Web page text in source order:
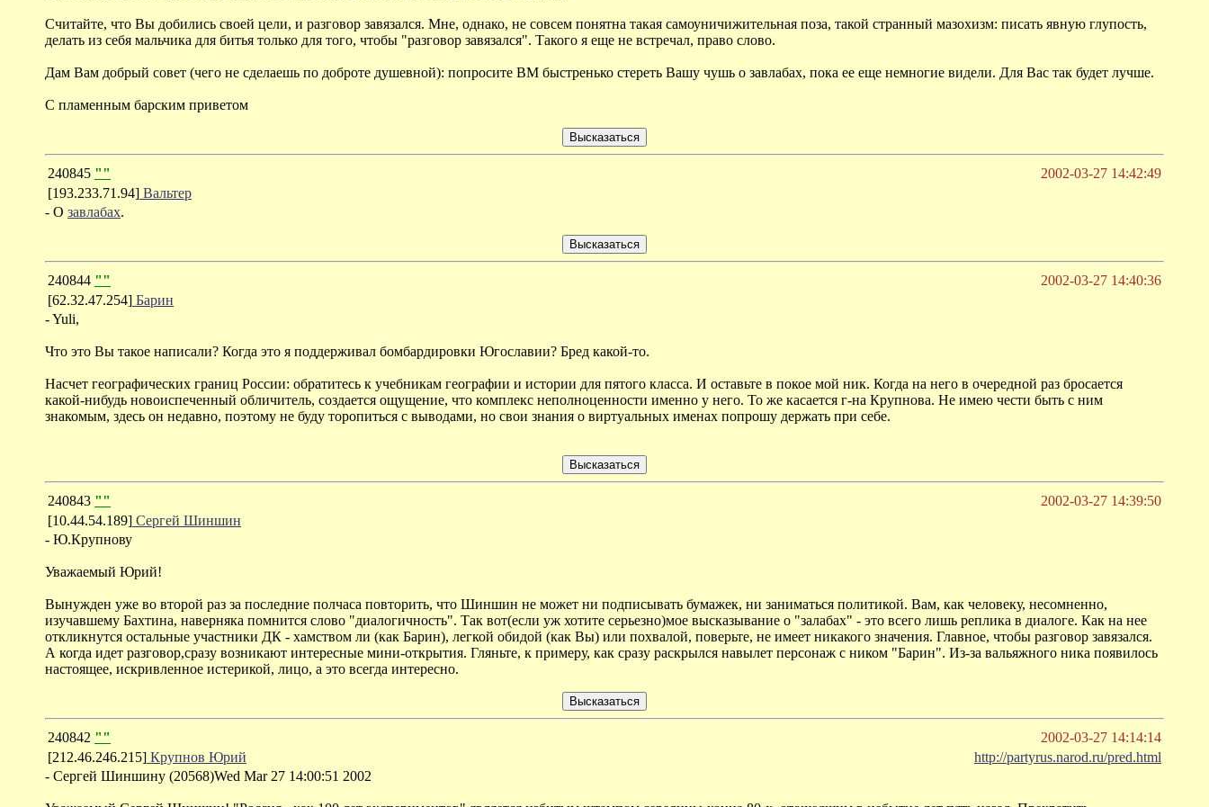
Считайте, что Вы добились своей цели, и разговор завязался. Мне, однако, не совсем понятна такая самоуничижительная поза, такой странный мазохизм: писать явную глупость,
делать из себя мальчика для битья только для того, чтобы "разговор завязался". Такого я еще не встречал, право слово.
Дам Вам добрый совет (чего не сделаешь по доброте душевной): попросите ВМ быстренько стереть Вашу чушь о завлабах, пока ее еще немногие видели. Для Вас так будет лучше.
С пламенным барским приветом
240845 ""
2002-03-27 14:42:49
[193.233.71.94] Вальтер
- О завлабах.
240844 ""
2002-03-27 14:40:36
[62.32.47.254] Барин
- Yuli,
Что это Вы такое написали? Когда это я поддерживал бомбардировки Югославии? Бред какой-то.
Насчет географических границ России: обратитесь к учебникам географии и истории для пятого класса. И оставьте в покое мой ник. Когда на него в очередной раз бросается
какой-нибудь новоиспеченный обличитель, создается ощущение, что комплекс неполноценности именно у него. То же касается г-на Крупнова. Не имею чести быть с ним
знакомым, здесь он недавно, поэтому не буду торопиться с выводами, но свои знания о виртуальных именах попрошу держать при себе.
240843 ""
2002-03-27 14:39:50
[10.44.54.189] Сергей Шиншин
- Ю.Крупнову
Уважаемый Юрий!
Вынужден уже во второй раз за последние полчаса повторить, что Шиншин не может ни подписывать бумажек, ни заниматься политикой. Вам, как человеку, несомненно,
изучавшему Бахтина, наверняка помнится слово "диалогичность". Так вот(если уж хотите серьезно)мое высказывание о "залабах" - это всего лишь реплика в диалоге. Как на нее
откликнутся остальные участники ДК - хамством ли (как Барин), легкой обидой (как Вы) или похвалой, поверьте, не имеет никакого значения. Главное, чтобы разговор завязался.
А когда идет разговор,сразу возникают интересные мини-открытия. Гляньте, к примеру, как сразу раскрылся навылет персонаж с ником "Барин". Из-за вальяжного ника появилось
настоящее, искривленное истерикой, лицо, а это всегда интересно.
240842 ""
2002-03-27 14:14:14
[212.46.246.215] Крупнов Юрий
http://partyrus.narod.ru/pred.html
- Сергей Шиншину (20568)Wed Mar 27 14:00:51 2002